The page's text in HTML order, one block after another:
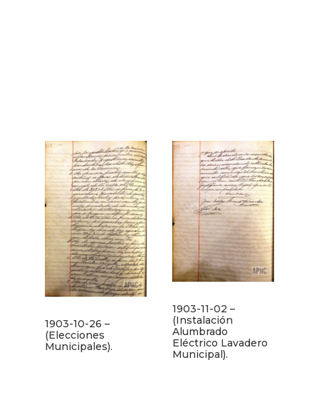
1903-10-26 –
(Elecciones
Municipales).
1903-11-02 –
(Instalación
Alumbrado
Eléctrico Lavadero
Municipal).